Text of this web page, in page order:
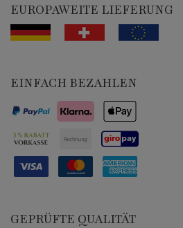
EUROPAWEITE LIEFERUNG
EINFACH BEZAHLEN
GEPRÜFTE QUALITÄT